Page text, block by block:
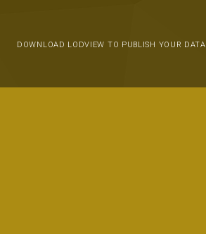
DOWNLOAD LODVIEW TO PUBLISH YOUR DATA